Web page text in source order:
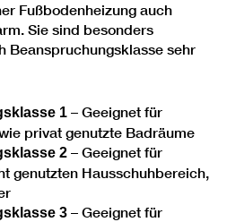
Fußbodenheizung auch
Sie sind besonders
Beanspruchungsklasse sehr
1 – Geeignet für
privat genutzte Badräume
2 – Geeignet für
genutzten Hausschuhbereich,
3 – Geeignet für